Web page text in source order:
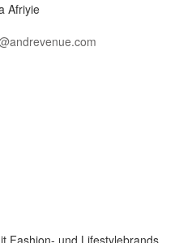
Afriyie